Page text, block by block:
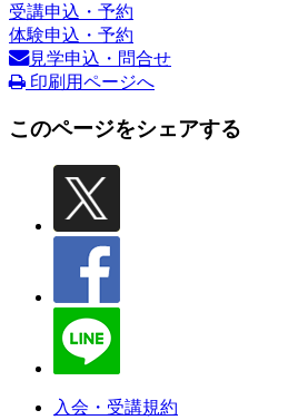
受講申込・予約
体験申込・予約
見学申込・問合せ
印刷用ページへ
このページをシェアする
入会・受講規約